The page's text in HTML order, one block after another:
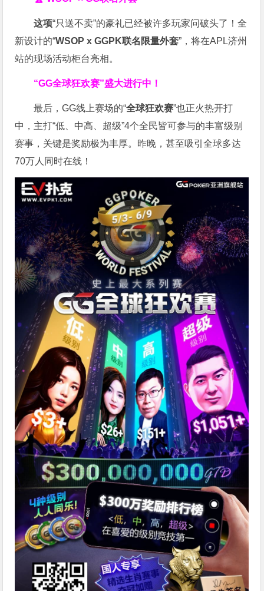
这项“只送不卖”的豪礼已经被许多玩家问破头了！全
新设计的“WSOP x GGPK联名限量外套”，将在APL济州
站的现场活动柜台亮相。
“GG全球狂欢赛”盛大进行中！
最后，GG线上赛场的“全球狂欢赛”也正火热开打
中，主打“低、中高、超级”4个全民皆可参与的丰富级别
赛事，关键是奖励极为丰厚。 昨晚，甚至吸引全球多达
70万人同时在线！